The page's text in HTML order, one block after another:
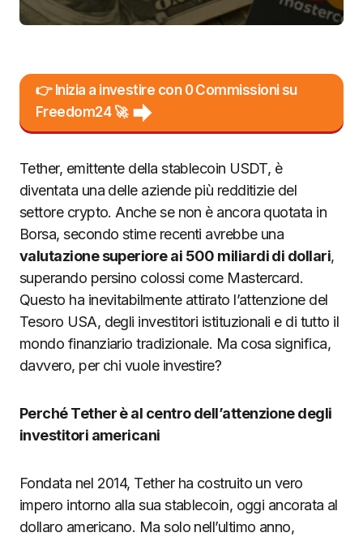
👉 Inizia a investire con 0 Commissioni su
Freedom24 🚀
Tether, emittente della stablecoin USDT, è
diventata una delle aziende più redditizie del
settore crypto. Anche se non è ancora quotata in
Borsa, secondo stime recenti avrebbe una
valutazione superiore ai 500 miliardi di dollari,
superando persino colossi come Mastercard.
Questo ha inevitabilmente attirato l’attenzione del
Tesoro USA, degli investitori istituzionali e di tutto il
mondo finanziario tradizionale. Ma cosa significa,
davvero, per chi vuole investire?
Perché Tether è al centro dell’attenzione degli
investitori americani
Fondata nel 2014, Tether ha costruito un vero
impero intorno alla sua stablecoin, oggi ancorata al
dollaro americano. Ma solo nell’ultimo anno,